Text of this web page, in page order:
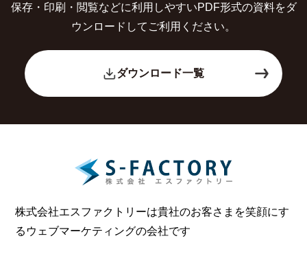
保存・印刷・閲覧などに利用しやすいPDF形式の資料をダ
ウンロードしてご利用ください。
ダウンロード一覧
株式会社エスファクトリーは貴社のお客さまを笑顔にす
る ウェブマーケティングの会社です